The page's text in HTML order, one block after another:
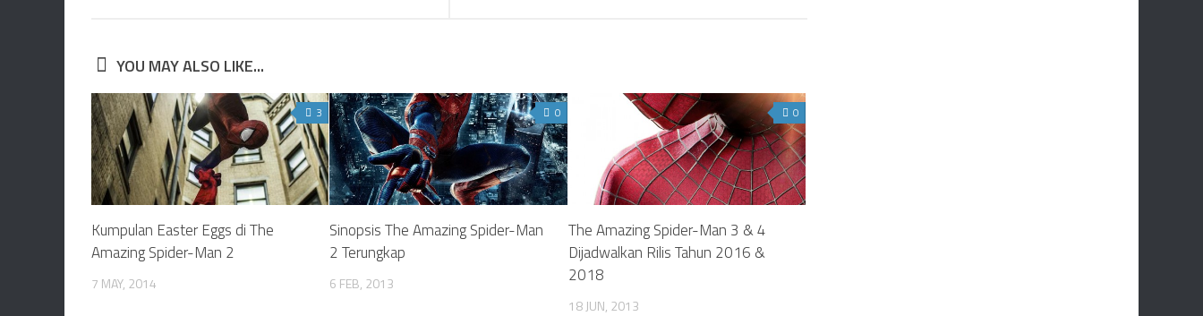
YOU MAY ALSO LIKE...
3
Kumpulan Easter Eggs di The
Amazing Spider-Man 2
7 MAY, 2014
0
Sinopsis The Amazing Spider-Man
2 Terungkap
6 FEB, 2013
0
The Amazing Spider-Man 3 & 4
Dijadwalkan Rilis Tahun 2016 &
2018
18 JUN, 2013